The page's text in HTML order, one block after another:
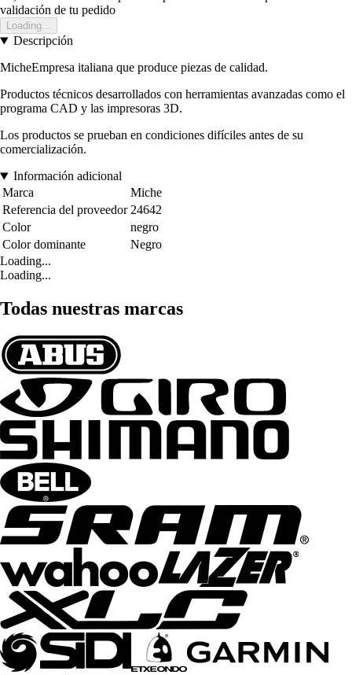
validación de tu pedido
Loading...
Descripción
MicheEmpresa italiana que produce piezas de calidad.
Productos técnicos desarrollados con herramientas avanzadas como el
programa CAD y las impresoras 3D.
Los productos se prueban en condiciones difíciles antes de su
comercialización.
Información adicional
Marca
Miche
Referencia del proveedor 24642
Color
negro
Color dominante
Negro
Loading...
Loading...
Todas nuestras marcas